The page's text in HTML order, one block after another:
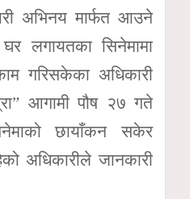
अभिनय मार्फत आउने
लगायतका सिनेमामा
गरिसकेका अधिकारी
आगामी पौष २७ गते
छायाँकन सकेर
अधिकारीले जानकारी